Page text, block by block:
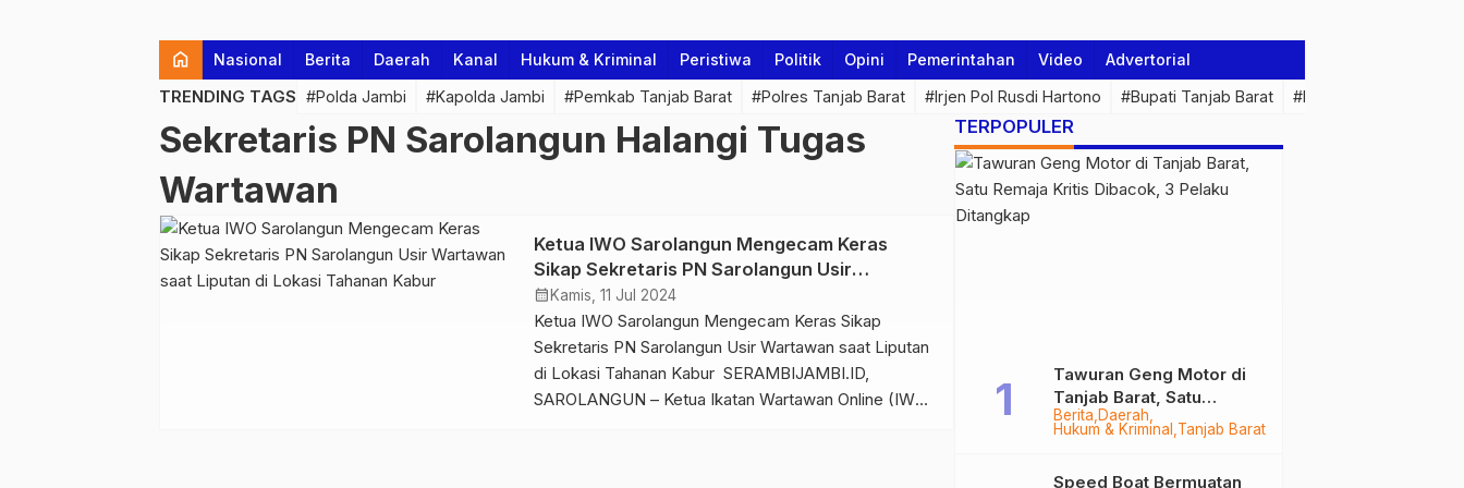
home Nasional Berita Daerah Kanal Hukum & Kriminal Peristiwa Politik Opini Pemerintahan Video Advertorial
TRENDING TAGS #Polda Jambi #Kapolda Jambi #Pemkab Tanjab Barat #Polres Tanjab Barat #Irjen Pol Rusdi Hartono #Bupati Tanjab Barat #Pemprov Jambi
Sekretaris PN Sarolangun Halangi Tugas
Wartawan
Ketua IWO Sarolangun Mengecam Keras
Sikap Sekretaris PN Sarolangun Usir
Wartawan saat Liputan di Lokasi Tahanan
Kabur
calendar_month Kamis, 11 Jul 2024
Ketua IWO Sarolangun Mengecam Keras Sikap
Sekretaris PN Sarolangun Usir Wartawan saat Liputan
di Lokasi Tahanan Kabur SERAMBIJAMBI.ID,
SAROLANGUN – Ketua Ikatan Wartawan Online (IWO)
TERPOPULER
Berita Daerah
Hukum & Kriminal Tanjab Barat
Tawuran Geng Motor di
Tanjab Barat, Satu
Remaja Kritis Dibacok, 3
Pelaku Ditangkap
Speed Boat Bermuatan